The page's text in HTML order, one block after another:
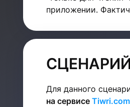
приложении.
СЦЕНАРИЙ
Для данного
на сервисе Tiwri.com